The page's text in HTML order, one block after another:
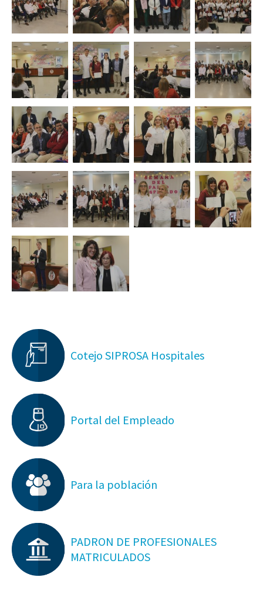
Cotejo SIPROSA Hospitales
Portal del Empleado
Para la población
PADRON DE PROFESIONALES
MATRICULADOS